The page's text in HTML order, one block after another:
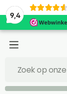
9,4